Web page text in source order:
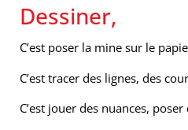
Dessiner,
C’est poser la mine sur le
C’est tracer des lignes, des
C’est jouer des nuances,